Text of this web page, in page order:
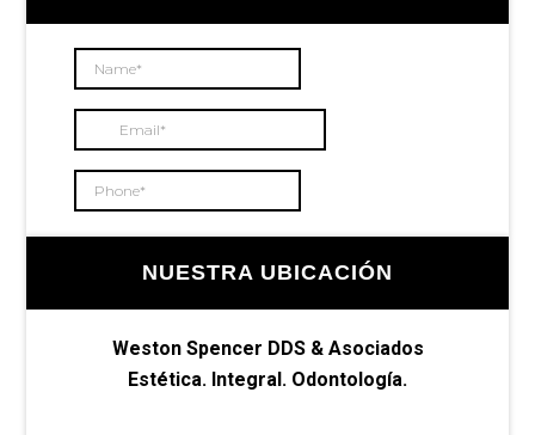
principal
NUESTRA UBICACIÓN
Weston Spencer DDS & Asociados
Estética. Integral. Odontología.